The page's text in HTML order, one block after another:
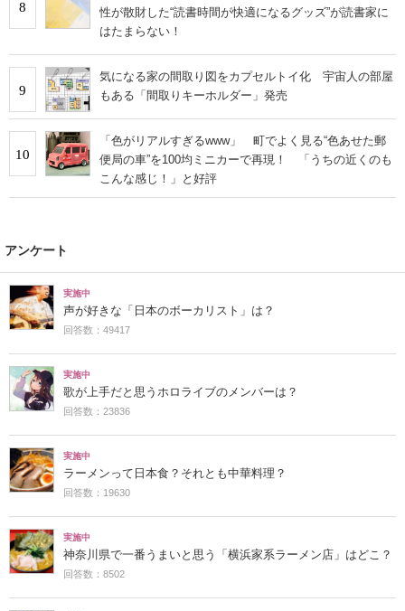
8
性が散財した“読書時間が快適になるグッズ”が読書家に
はたまらない！
9
気になる家の間取り図をカプセルトイ化 宇宙人の部屋
もある「間取りキーホルダー」発売
10
「色がリアルすぎるwww」 町でよく見る“色あせた郵
便局の車”を100均ミニカーで再現！ 「うちの近くのも
こんな感じ！」と好評
アンケート
実施中
声が好きな「日本のボーカリスト」は？
回答数：49417
実施中
歌が上手だと思うホロライブのメンバーは？
回答数：23836
実施中
ラーメンって日本食？それとも中華料理？
回答数：19630
実施中
神奈川県で一番うまいと思う「横浜家系ラーメン店」はどこ？
回答数：8502